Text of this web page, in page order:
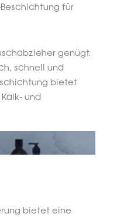
für
genügt.
schnell und
bietet
und
bietet eine